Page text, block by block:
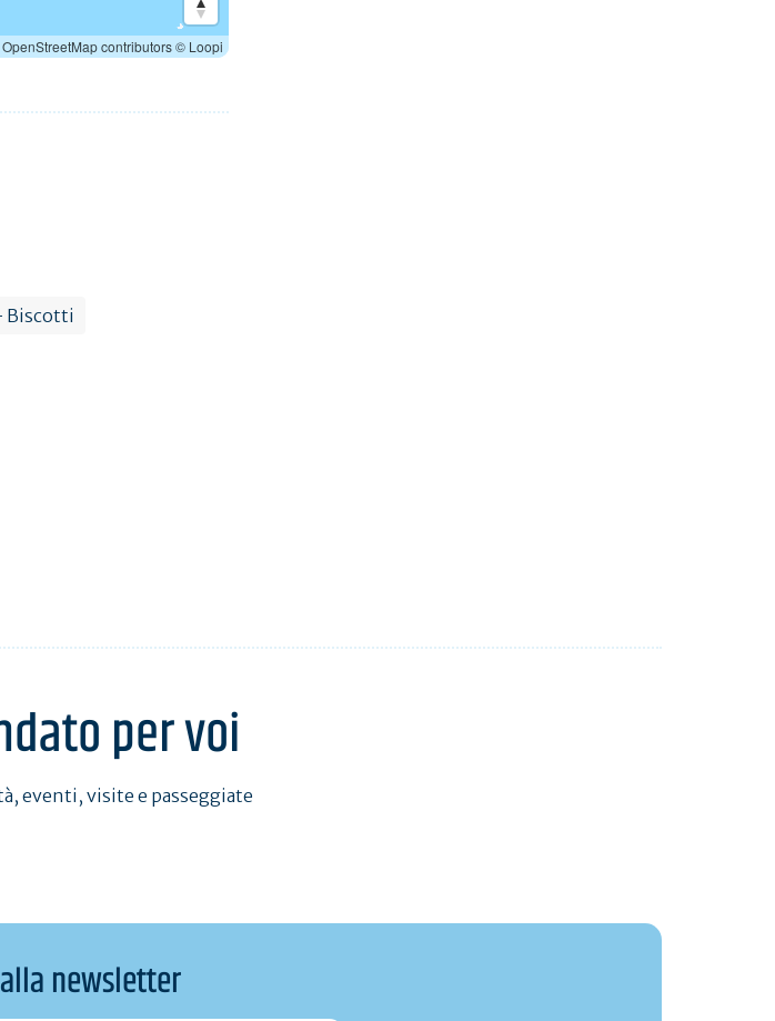
contributors© Loopi
Biscotti
per voi
eventi, visite e passeggiate
newsletter